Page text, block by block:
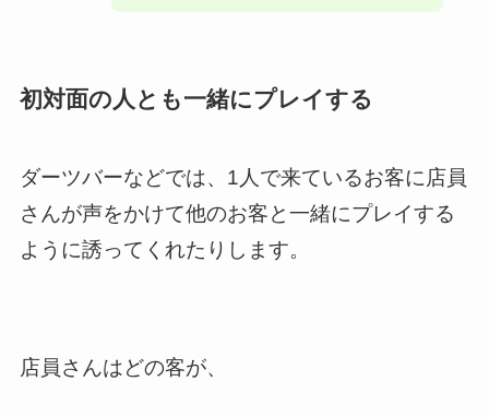
初対面の人とも一緒にプレイする
ダーツバーなどでは、1人で来ているお客に店員
さんが声をかけて他のお客と一緒にプレイする
ように誘ってくれたりします。
店員さんはどの客が、